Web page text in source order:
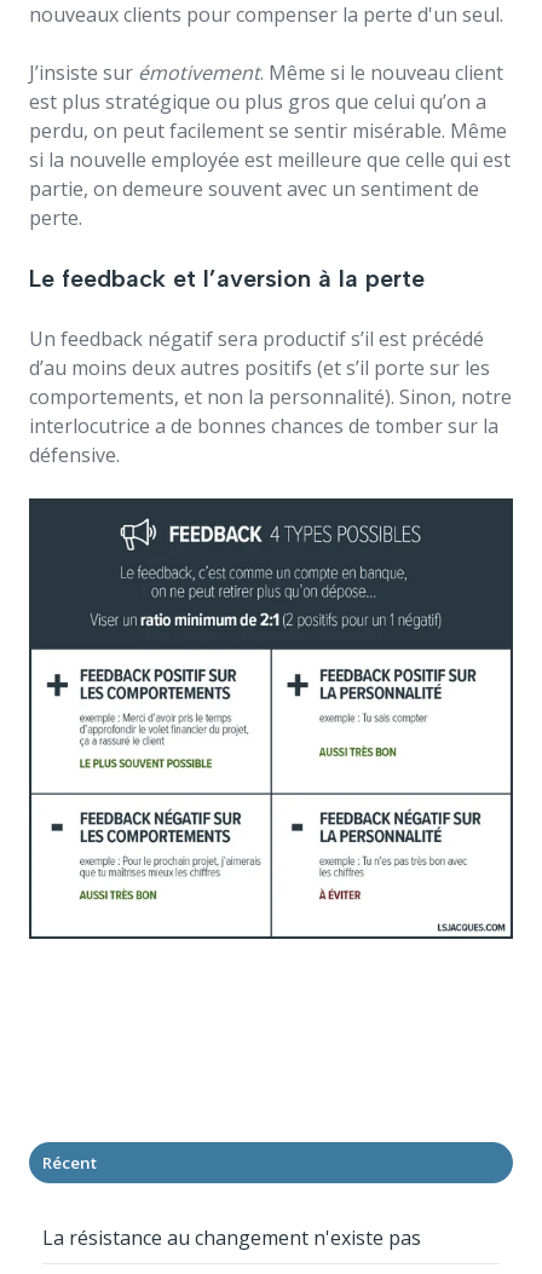
nouveaux clients pour compenser la perte d'un seul.
J’insiste sur émotivement. Même si le nouveau client
est plus stratégique ou plus gros que celui qu’on a
perdu, on peut facilement se sentir misérable. Même
si la nouvelle employée est meilleure que celle qui est
partie, on demeure souvent avec un sentiment de
perte.
Le feedback et l’aversion à la perte
Un feedback négatif sera productif s’il est précédé
d’au moins deux autres positifs (et s’il porte sur les
comportements, et non la personnalité). Sinon, notre
interlocutrice a de bonnes chances de tomber sur la
défensive.
Récent
La résistance au changement n'existe pas